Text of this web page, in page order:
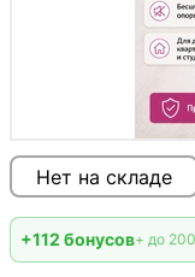
Нет на складе
+112 бонусов+ до